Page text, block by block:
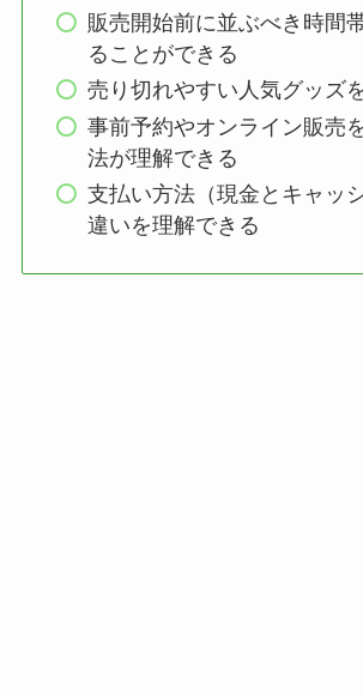
販売開始前に並ぶべき時間
ることができる
売り切れやすい人気グッズ
事前予約やオンライン販売
法が理解できる
支払い方法（現金とキャッ
違いを理解できる